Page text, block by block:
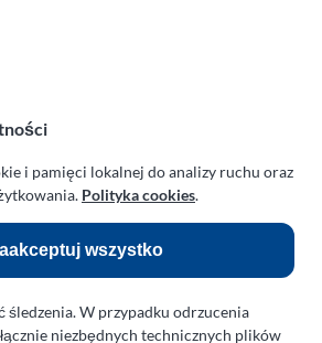
Odnośniki:
Operations Consulting
Modellballone
Motopark Koszalin
Agroturystyczna
Rodzina Wolarków
i pamięci lokalnej do analizy ruchu oraz
Polityka cookies.
wszystko
śledzenia. W przypadku odrzucenia
niezbędnych technicznych plików